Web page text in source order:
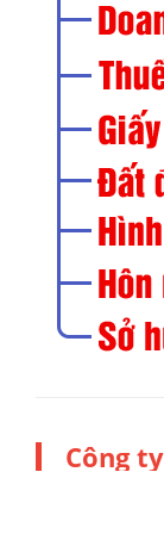
Công